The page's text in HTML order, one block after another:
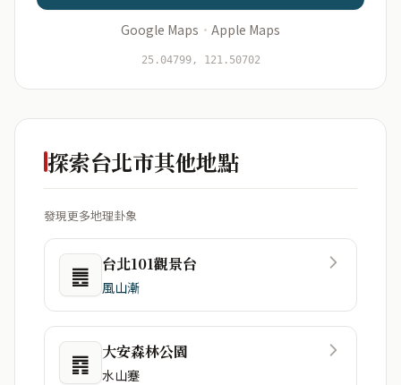
資料僅用於即時分析，不會儲存於伺服器
Google Maps · Apple Maps
25.04799, 121.50702
探索台北市其他地點
發現更多地理卦象
䷌ 台北101觀景台
風山漸
䷴ 大安森林公園
水山蹇